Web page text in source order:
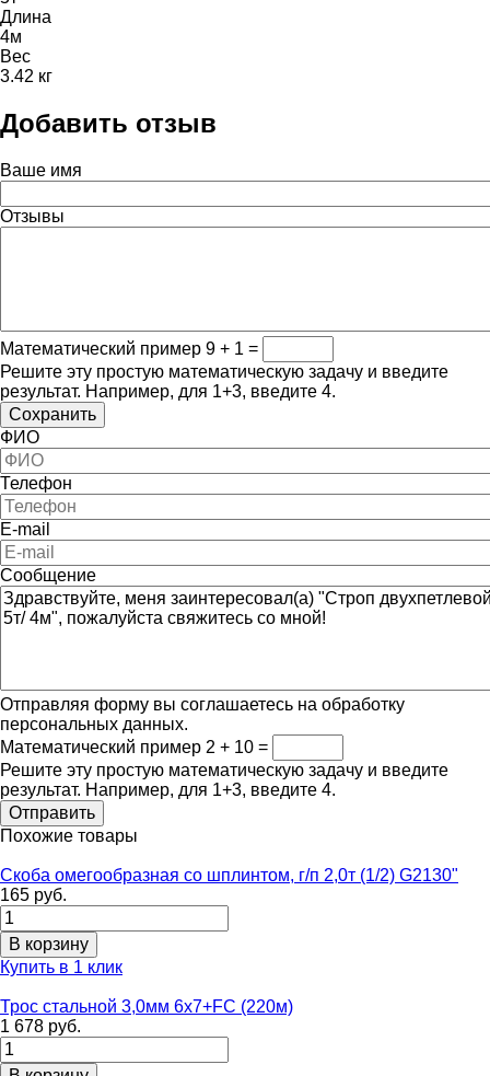
Длина
4м
Вес
3.42 кг
Добавить отзыв
Ваше имя
Отзывы
Математический пример 9 + 1 =
Решите эту простую математическую задачу и введите
результат. Например, для 1+3, введите 4.
ФИО
Телефон
E-mail
Сообщение
Отправляя форму вы соглашаетесь на обработку
персональных данных.
Математический пример 2 + 10 =
Решите эту простую математическую задачу и введите
результат. Например, для 1+3, введите 4.
Похожие товары
Скоба омегообразная со шплинтом, г/п 2,0т (1/2) G2130"
165 руб.
Купить в 1 клик
Трос стальной 3,0мм 6х7+FC (220м)
1 678 руб.